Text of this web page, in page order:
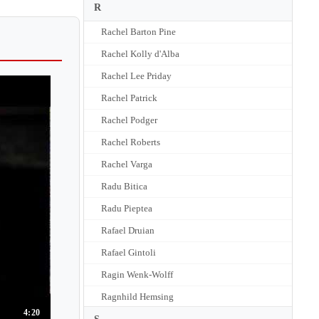
4:20
R
Rachel Barton Pine
Rachel Kolly d'Alba
Rachel Lee Priday
Rachel Patrick
Rachel Podger
Rachel Roberts
Rachel Varga
Radu Bitica
Radu Pieptea
Rafael Druian
Rafael Gintoli
Ragin Wenk-Wolff
Ragnhild Hemsing